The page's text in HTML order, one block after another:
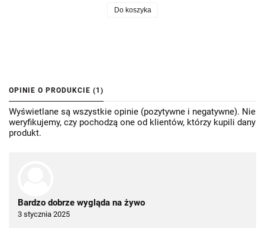
Do koszyka
OPINIE O PRODUKCIE (1)
Wyświetlane są wszystkie opinie (pozytywne i negatywne). Nie
weryfikujemy, czy pochodzą one od klientów, którzy kupili dany
produkt.
Bardzo dobrze wygląda na żywo
3 stycznia 2025